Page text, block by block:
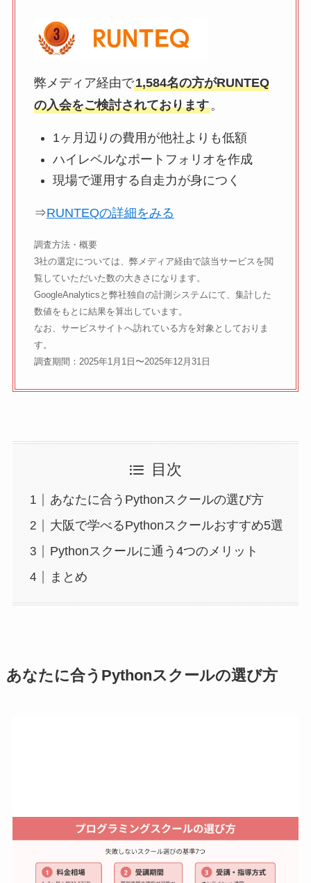
弊メディア経由で1,584名の方がRUNTEQ
の入会をご検討されております。
1ヶ月辺りの費用が他社よりも低額
ハイレベルなポートフォリオを作成
現場で運用する自走力が身につく
⇒RUNTEQの詳細をみる
調査方法・概要
3社の選定については、弊メディア経由で該当サービスを閲
覧していただいた数の大きさになります。
GoogleAnalyticsと弊社独自の計測システムにて、集計した
数値をもとに結果を算出しています。
なお、サービスサイトへ訪れている方を対象としておりま
す。
調査期間：2025年1月1日〜2025年12月31日
目次
あなたに合うPythonスクールの選び方
大阪で学べるPythonスクールおすすめ5選
Pythonスクールに通う4つのメリット
まとめ
あなたに合うPythonスクールの選び方